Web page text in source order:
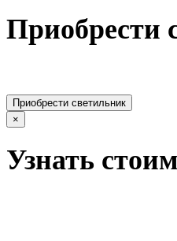
Приобрести
Приобрести светильник
×
Узнать